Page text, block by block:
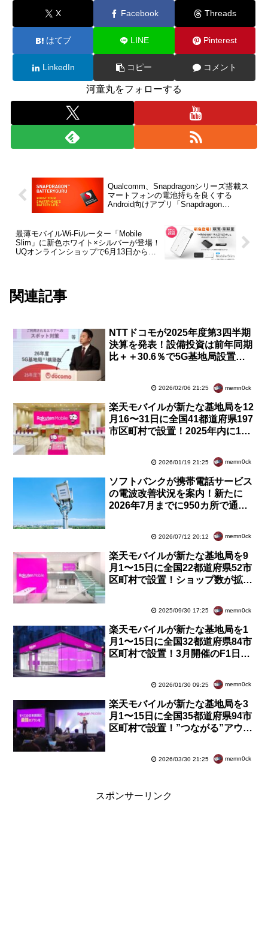
X Facebook Threads
はてブ LINE Pinterest
LinkedIn コピー コメント
河童丸をフォローする
Qualcomm、Snapdragonシリーズ搭載ス
マートフォンの電池持ちを良くする
Android向けアプリ「Snapdragon
最薄モバイルWi-Fiルーター「Mobile
Slim」に新色ホワイト×シルバーが登場！
UQオンラインショップで6月13日から販
関連記事
NTTドコモが2025年度第3四半期
決算を発表！設備投資は前年同期
比＋＋30.6％で5G基地局設置を
2026/02/06 21:25 memn0ck
楽天モバイルが新たな基地局を12
月16〜31日に全国41都道府県197
市区町村で設置！2025年内に1万
2026/01/19 21:25 memn0ck
ソフトバンクが携帯電話サービス
の電波改善状況を案内！新たに
2026年7月までに950カ所で通信
2026/07/12 20:12 memn0ck
楽天モバイルが新たな基地局を9
月1〜15日に全国22都道府県52市
区町村で設置！ショップ数が拡
2025/09/30 17:25 memn0ck
楽天モバイルが新たな基地局を1
月1〜15日に全国32都道府県84市
区町村で設置！3月開催のF1日本
2026/01/30 09:25 memn0ck
楽天モバイルが新たな基地局を3
月1〜15日に全国35都道府県94市
区町村で設置！”つながる”アウト
2026/03/30 21:25 memn0ck
スポンサーリンク